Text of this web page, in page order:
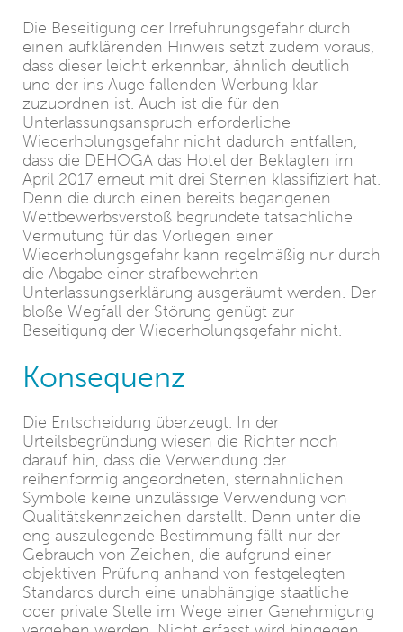
Die Beseitigung der Irreführungsgefahr durch
einen aufklärenden Hinweis setzt zudem voraus,
dass dieser leicht erkennbar, ähnlich deutlich
und der ins Auge fallenden Werbung klar
zuzuordnen ist. Auch ist die für den
Unterlassungsanspruch erforderliche
Wiederholungsgefahr nicht dadurch entfallen,
dass die DEHOGA das Hotel der Beklagten im
April 2017 erneut mit drei Sternen klassifiziert hat.
Denn die durch einen bereits begangenen
Wettbewerbsverstoß begründete tatsächliche
Vermutung für das Vorliegen einer
Wiederholungsgefahr kann regelmäßig nur durch
die Abgabe einer strafbewehrten
Unterlassungserklärung ausgeräumt werden. Der
bloße Wegfall der Störung genügt zur
Beseitigung der Wiederholungsgefahr nicht.
Konsequenz
Die Entscheidung überzeugt. In der
Urteilsbegründung wiesen die Richter noch
darauf hin, dass die Verwendung der
reihenförmig angeordneten, sternähnlichen
Symbole keine unzulässige Verwendung von
Qualitätskennzeichen darstellt. Denn unter die
eng auszulegende Bestimmung fällt nur der
Gebrauch von Zeichen, die aufgrund einer
objektiven Prüfung anhand von festgelegten
Standards durch eine unabhängige staatliche
oder private Stelle im Wege einer Genehmigung